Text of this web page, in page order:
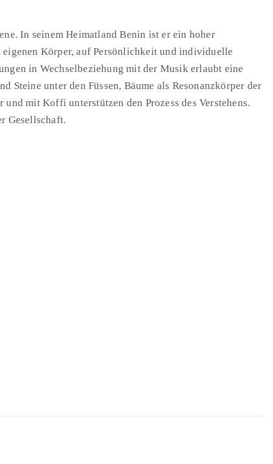
In seinem Heimatland Benin ist er ein hoher
Körper, auf Persönlichkeit und individuelle
in Wechselbeziehung mit der Musik erlaubt eine
Steine unter den Füssen, Bäume als Resonanzkörper der
mit Koffi unterstützen den Prozess des Verstehens.
Gesellschaft.